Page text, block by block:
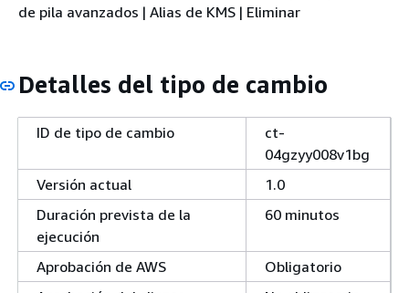
de pila avanzados | Alias de KMS | Eliminar
Detalles del tipo de cambio
ID de tipo de cambio
ct-
04gzyy008v1bg
Versión actual
1.0
Duración prevista de la
ejecución
60 minutos
Aprobación de AWS
Obligatorio